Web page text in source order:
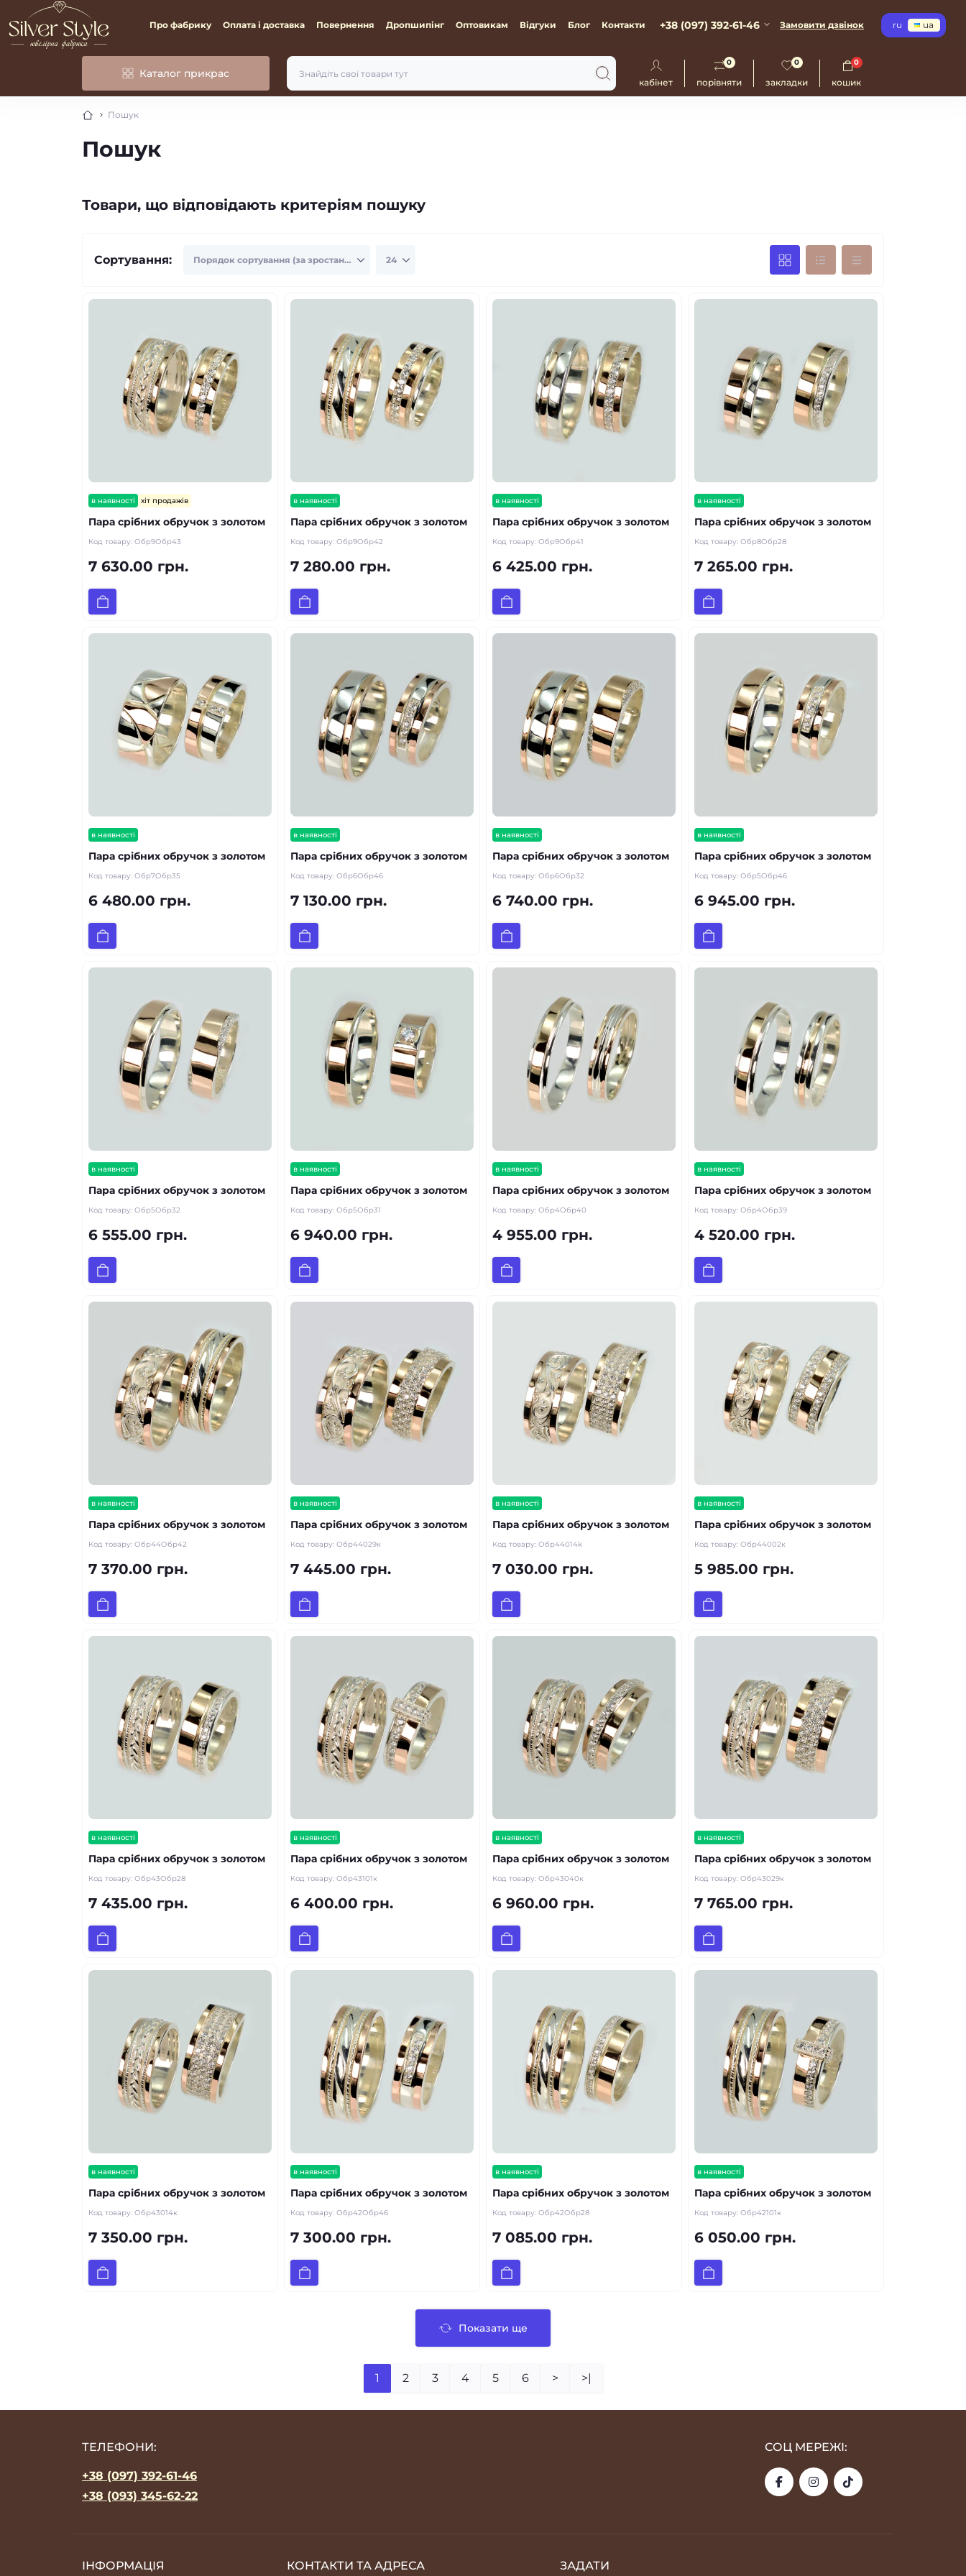
Про фабрику Оплата і доставка Повернення Дропшипінг Оптовикам Відгуки Блог Контакти +38 (097) 392-61-46 Замовити дзвінок ru ua
Каталог прикрас
кабінет порівняти
0
закладки
0
кошик
0
Пошук
Пошук
Товари, що відповідають критеріям пошуку
Сортування:
в наявності хіт продажів
Пара срібних обручок з золотом
Код товару: Обр9Обр43
7 630.00 грн.
в наявності
Пара срібних обручок з золотом
Код товару: Обр9Обр42
7 280.00 грн.
в наявності
Пара срібних обручок з золотом
Код товару: Обр9Обр41
6 425.00 грн.
в наявності
Пара срібних обручок з золотом
Код товару: Обр8Обр28
7 265.00 грн.
в наявності
Пара срібних обручок з золотом
Код товару: Обр7Обр35
6 480.00 грн.
в наявності
Пара срібних обручок з золотом
Код товару: Обр6Обр46
7 130.00 грн.
в наявності
Пара срібних обручок з золотом
Код товару: Обр6Обр32
6 740.00 грн.
в наявності
Пара срібних обручок з золотом
Код товару: Обр5Обр46
6 945.00 грн.
в наявності
Пара срібних обручок з золотом
Код товару: Обр5Обр32
6 555.00 грн.
в наявності
Пара срібних обручок з золотом
Код товару: Обр5Обр31
6 940.00 грн.
в наявності
Пара срібних обручок з золотом
Код товару: Обр4Обр40
4 955.00 грн.
в наявності
Пара срібних обручок з золотом
Код товару: Обр4Обр39
4 520.00 грн.
в наявності
Пара срібних обручок з золотом
Код товару: Обр44Обр42
7 370.00 грн.
в наявності
Пара срібних обручок з золотом
Код товару: Обр44029к
7 445.00 грн.
в наявності
Пара срібних обручок з золотом
Код товару: Обр44014k
7 030.00 грн.
в наявності
Пара срібних обручок з золотом
Код товару: Обр44002к
5 985.00 грн.
в наявності
Пара срібних обручок з золотом
Код товару: Обр43Обр28
7 435.00 грн.
в наявності
Пара срібних обручок з золотом
Код товару: Обр43101к
6 400.00 грн.
в наявності
Пара срібних обручок з золотом
Код товару: Обр43040к
6 960.00 грн.
в наявності
Пара срібних обручок з золотом
Код товару: Обр43029к
7 765.00 грн.
в наявності
Пара срібних обручок з золотом
Код товару: Обр43014к
7 350.00 грн.
в наявності
Пара срібних обручок з золотом
Код товару: Обр42Обр46
7 300.00 грн.
в наявності
Пара срібних обручок з золотом
Код товару: Обр42Обр28
7 085.00 грн.
в наявності
Пара срібних обручок з золотом
Код товару: Обр42101к
6 050.00 грн.
Показати ще
1 2 3 4 5 6 > >|
ТЕЛЕФОНИ:
+38 (097) 392-61-46
+38 (093) 345-62-22
СОЦ МЕРЕЖІ:
ІНФОРМАЦІЯ КОНТАКТИ ТА АДРЕСА ЗАДАТИ